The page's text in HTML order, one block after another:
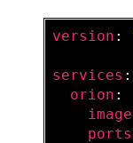
version :
services :
orion :
image
ports